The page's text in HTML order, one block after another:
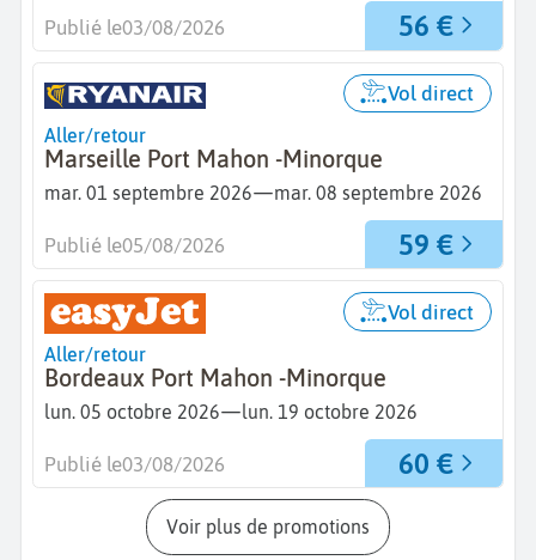
56 €
Publié le03/08/2026
Aller/retour
Marseille Port Mahon -Minorque
mar. 01 septembre 2026—mar. 08 septembre 2026
Vol direct
59 €
Publié le05/08/2026
Aller/retour
Bordeaux Port Mahon -Minorque
lun. 05 octobre 2026— lun. 19 octobre 2026
Vol direct
60 €
Publié le03/08/2026
Voir plus de promotions